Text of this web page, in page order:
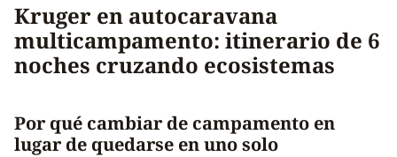
Kruger en autocaravana
multicampamento: itinerario de 6
noches cruzando ecosistemas
Por qué cambiar de campamento en
lugar de quedarse en uno solo